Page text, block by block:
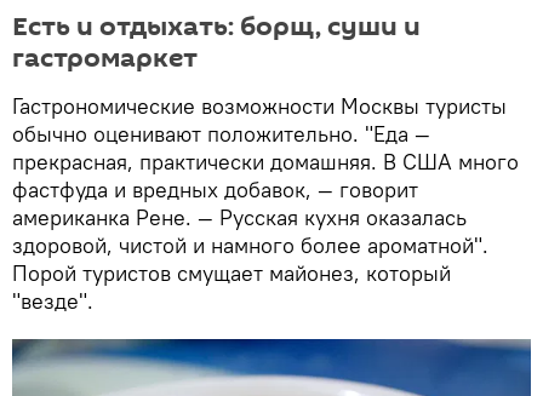
Есть и отдыхать: борщ, суши и
гастромаркет
Гастрономические возможности Москвы туристы
обычно оценивают положительно. "Еда —
прекрасная, практически домашняя. В США много
фастфуда и вредных добавок, — говорит
американка Рене. — Русская кухня оказалась
здоровой, чистой и намного более ароматной".
Порой туристов смущает майонез, который
"везде".